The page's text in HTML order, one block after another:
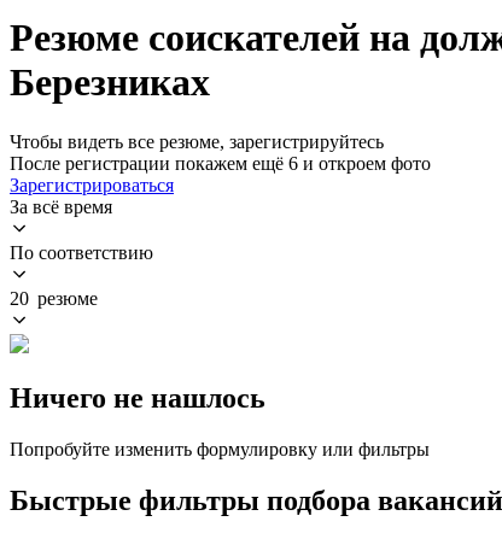
Резюме соискателей на
Березниках
Чтобы видеть все резюме, зарегистрируйтесь
После регистрации покажем ещё 6 и откроем фото
Зарегистрироваться
За всё время
По соответствию
20 резюме
Ничего не нашлось
Попробуйте изменить формулировку или фильтры
Быстрые фильтры подбора вакансий